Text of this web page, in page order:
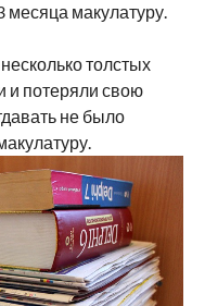
месяца макулатуру.
толстых
и потеряли свою
не было